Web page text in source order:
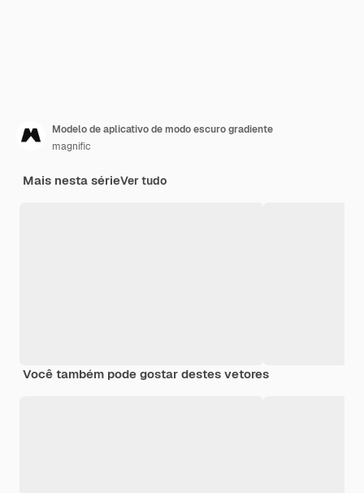
Modelo de aplicativo de modo escuro gradiente
magnific
Mais nesta sérieVer tudo
Você também pode gostar destes vetores